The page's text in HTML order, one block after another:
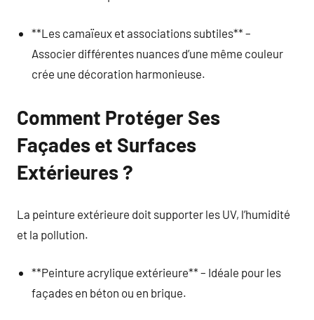
**Les camaïeux et associations subtiles** –
Associer différentes nuances d’une même couleur
crée une décoration harmonieuse.
Comment Protéger Ses
Façades et Surfaces
Extérieures ?
La peinture extérieure doit supporter les UV, l’humidité
et la pollution.
**Peinture acrylique extérieure** – Idéale pour les
façades en béton ou en brique.